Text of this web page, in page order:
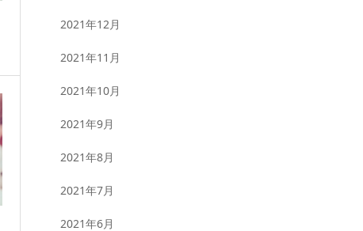
2021年12月
2021年11月
2021年10月
2021年9月
2021年8月
2021年7月
2021年6月